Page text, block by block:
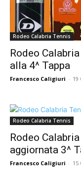
Rodeo Calabria Tennis
Rodeo
alla 4^ Tappa
Francesco Caligiuri - 19
Rodeo Calabria Tennis
Rodeo
aggiornata 3^
Francesco Caligiuri - 15